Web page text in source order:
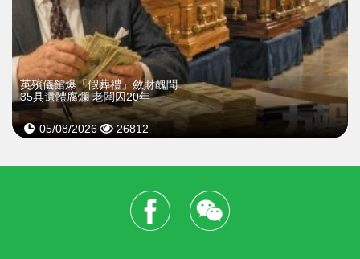
英殯儀館爆「假葬禮」斂財醜聞
35具遺體腐爛 老闆囚20年
05/08/2026 26812